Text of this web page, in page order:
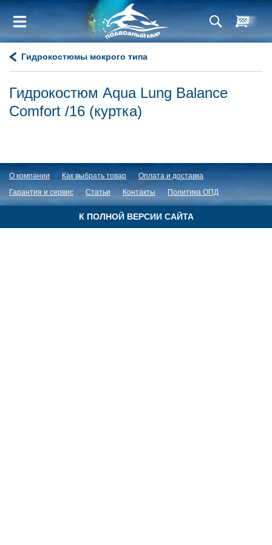
Гидрокостюмы мокрого типа
Гидрокостюм Aqua Lung Balance
Comfort /16 (куртка)
О компании Как выбрать товар
Оплата и доставка
Гарантия и сервис
Статьи Контакты Политика ОПД
К ПОЛНОЙ ВЕРСИИ САЙТА